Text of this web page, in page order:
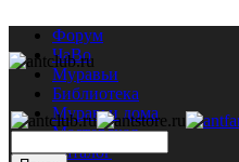
Форум
ЧаВо
Муравьи
Библиотека
Муравьи дома
Мастерская
Каталог